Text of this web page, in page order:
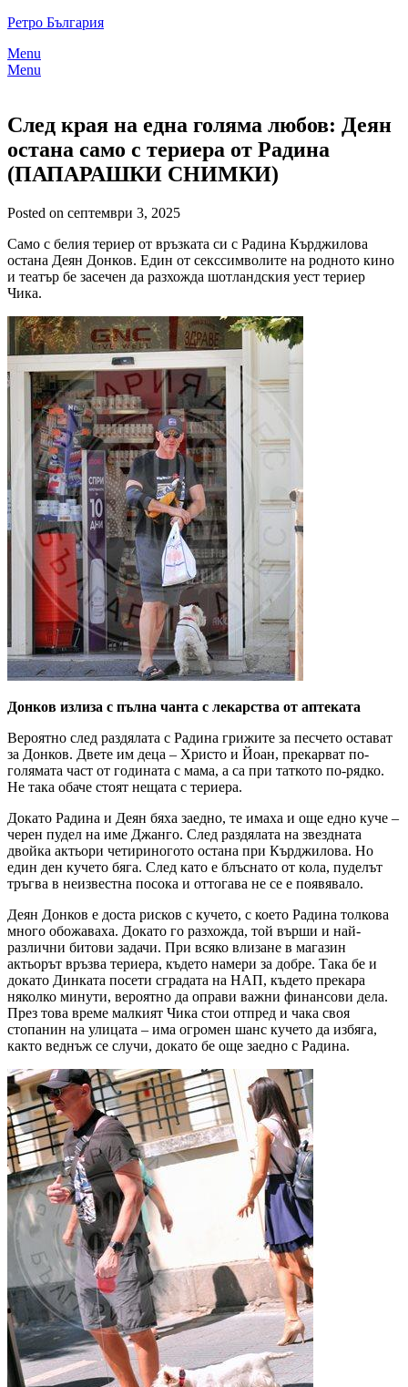
Skip
content
Ретро България
Menu
Menu
След края на една голяма любов: Деян
остана само с териера от Радина
(ПАПАРАШКИ СНИМКИ)
Posted on септември 3, 2025
Само с белия териер от връзката си с Радина Кърджилова
остана Деян Донков. Един от секссимволите на родното кино
и театър бе засечен да разхожда шотландския уест териер
Чика.
Донков излиза с пълна чанта с лекарства от аптеката
Вероятно след раздялата с Радина грижите за песчето остават
за Донков. Двете им деца – Христо и Йоан, прекарват по-
голямата част от годината с мама, а са при таткото по-рядко.
Не така обаче стоят нещата с териера.
Докато Радина и Деян бяха заедно, те имаха и още едно куче –
черен пудел на име Джанго. След раздялата на звездната
двойка актьори четириногото остана при Кърджилова. Но
един ден кучето бяга. След като е блъснато от кола, пуделът
тръгва в неизвестна посока и оттогава не се е появявало.
Деян Донков е доста рисков с кучето, с което Радина толкова
много обожаваха. Докато го разхожда, той върши и най-
различни битови задачи. При всяко влизане в магазин
актьорът връзва териера, където намери за добре. Така бе и
докато Динката посети сградата на НАП, където прекара
няколко минути, вероятно да оправи важни финансови дела.
През това време малкият Чика стои отпред и чака своя
стопанин на улицата – има огромен шанс кучето да избяга,
както веднъж се случи, докато бе още заедно с Радина.